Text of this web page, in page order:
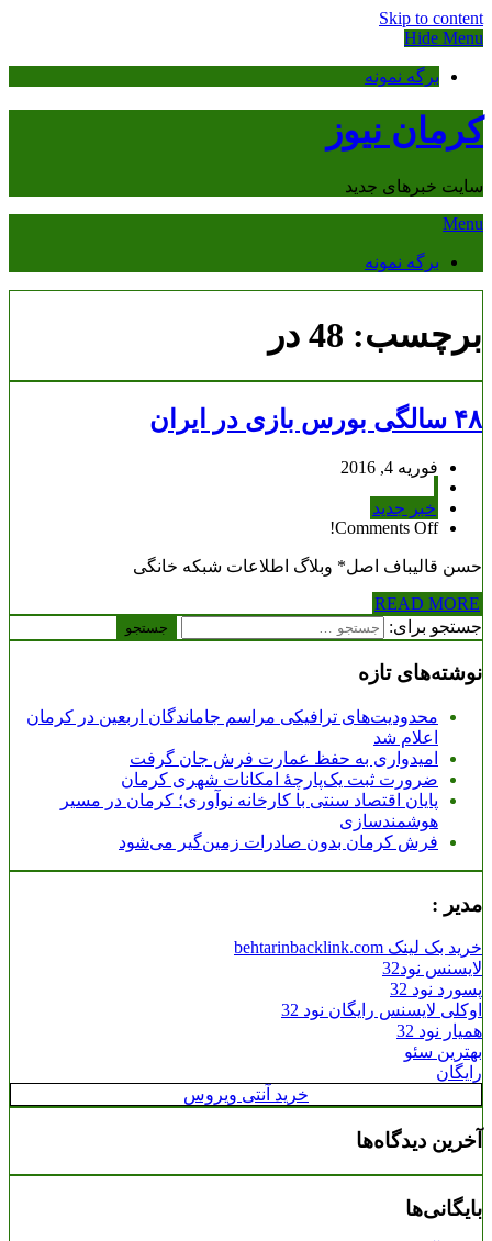
Skip to content
Hide Menu
برگه نمونه
کرمان نیوز
سایت خبرهای جدید
Menu
برگه نمونه
برچسب: 48 در
۴۸ سالگی بورس بازی در ایران
فوریه 4, 2016
خبر جدید
Comments Off!
حسن قالیباف اصل* وبلاگ اطلاعات شبکه خانگی
READ MORE
جستجو برای:
نوشته‌های تازه
محدودیت‌های ترافیکی مراسم جاماندگان اربعین در کرمان
اعلام شد
امیدواری به حفظ عمارت فرش جان گرفت
ضرورت ثبت یک‌پارچۀ امکانات شهری کرمان
پایان اقتصاد سنتی با کارخانه نوآوری؛ کرمان در مسیر
هوشمندسازی
فرش کرمان بدون صادرات زمین‌گیر می‌شود
مدیر :
خرید بک لینک behtarinbacklink.com
لایسنس نود32
پسورد نود 32
اوکلی لایسنس رایگان نود 32
همیار نود 32
بهترین سئو
رایگان
خرید آنتی ویروس
آخرین دیدگاه‌ها
بایگانی‌ها